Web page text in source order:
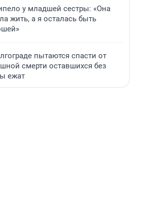
у младшей сестры: «Она
жить, а я осталась быть
пытаются спасти от
смерти оставшихся без
ежат